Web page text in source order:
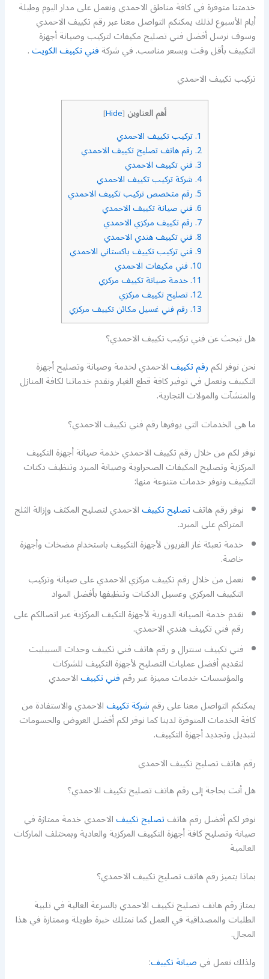
خدمتنا متوفرة في كافة مناطق الاحمدي ونعمل على مدار اليوم وطيلة
أيام الأسبوع لذلك يمكنكم التواصل معنا عبر رقم تكييف الاحمدي
وسوف نرسل أفضل فني تصليح مكيفات لتركيب وصيانة أجهزة
التكييف بأقل وقت وبسعر مناسب. في شركةفني تكييف الكويت.
تركيب تكييف الاحمدي
أهم العناوين [
Hide
]
1. تركيب تكييف الاحمدي
2. رقم هاتف تصليح تكييف الاحمدي
3. فني تكييف الاحمدي
4. شركة تركيب تكييف الاحمدي
5. رقم متخصص تركيب تكييف الاحمدي
6. فني صيانة تكييف الاحمدي
7. رقم تكييف مركزي الاحمدي
8. فني تكييف هندي الاحمدي
9. فني تركيب تكييف باكستاني الاحمدي
10. فني مكيفات الاحمدي
11. خدمة صيانة تكييف مركزي
12. تصليح تكييف مركزي
13. رقم فني غسيل مكائن تكييف مركزي
هل تبحث عن فني تركيب تكييف الاحمدي؟
نحن نوفر لكمرقم تكييفالاحمدي لخدمة وصيانة وتصليح أجهزة
التكييف ونعمل في توفير كافة قطع الغيار ونقدم خدماتنا لكافة المنازل
والمنشآت والمولات التجارية.
ما هي الخدمات التي يوفرها رقم فني تكييف الاحمدي؟
نوفر لكم من خلال رقم تكييف الاحمدي خدمة صيانة أجهزة التكييف
المركزية وتصليح المكيفات الصحراوية وصيانة المبرد وتنظيف دكتات
التكييف ونوفر خدمات متنوعة منها:
نوفر رقم هاتفتصليح تكييفالاحمدي لتصليح المكثف وإزالة الثلج
المتراكم على المبرد.
خدمة تعبئة غاز الفريون لأجهزة التكييف باستخدام مضخات وأجهزة
خاصة.
نعمل من خلال رقم تكييف مركزي الاحمدي على صيانة وتركيب
التكييف المركزي وغسيل الدكتات وتنظيفها بأفضل المواد
نقدم خدمة الصيانة الدورية لأجهزة التكيف المركزية عبر اتصالكم على
رقم فني تكييف هندي الاحمدي.
فني تكييف سنترال و رقم هاتف فني تكييف وحدات السبيليت
لتقديم أفضل عمليات التصليح لأجهزة التكييف للشركات
والمؤسسات خدمات مميزة عبر رقمفني تكييفالاحمدي
يمكنكم التواصل معنا على رقمشركة تكييفالاحمدي والاستفادة من
كافة الخدمات المتوفرة لدينا كما نوفر لكم أفضل العروض والحسومات
لتبديل وتجديد أجهزة التكييف.
رقم هاتف تصليح تكييف الاحمدي
هل أنت بحاجة إلى رقم هاتف تصليح تكييف الاحمدي؟
نوفر لكم أفضل رقم هاتفتصليح تكييفالاحمدي خدمة ممتازة في
صيانة وتصليح كافة أجهزة التكييف المركزية والعادية وبمختلف الماركات
العالمية
بماذا يتميز رقم هاتف تصليح تكييف الاحمدي؟
يمتاز رقم هاتف تصليح تكييف الاحمدي بالسرعة العالية في تلبية
الطلبات والمصداقية في العمل كما نمتلك خبرة طويلة وممتازة في هذا
المجال.
ولذلك نعمل فيصيانة تكييف: